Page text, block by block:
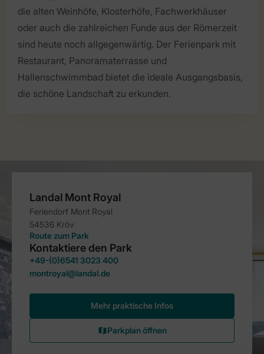
die alten Weinhöfe, Klosterhöfe, Fachwerkhäuser
oder auch die zahlreichen Funde aus der Römerzeit
sind heute noch allgegenwärtig. Der Ferienpark mit
Restaurant, Panoramaterrasse und
Hallenschwimmbad bietet die ideale Ausgangsbasis,
die schöne Landschaft zu erkunden.